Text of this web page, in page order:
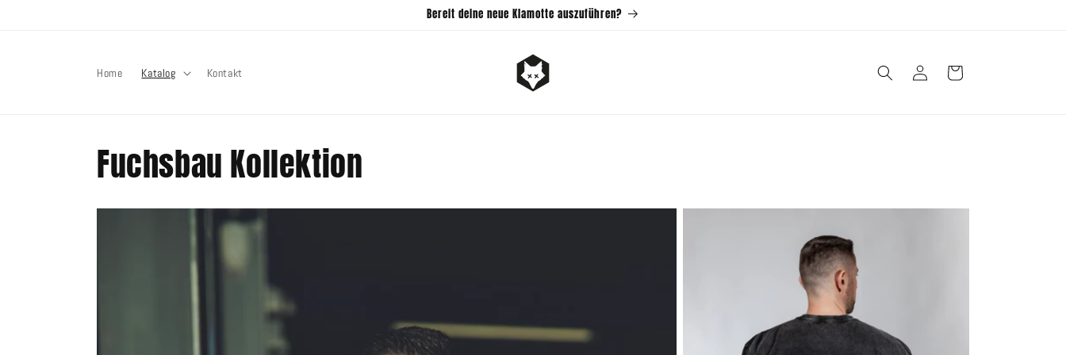
Bereit deine neue Klamotte auszuführen?
Home Katalog Kontakt Einloggen Warenkorb
Fuchsbau Kollektion